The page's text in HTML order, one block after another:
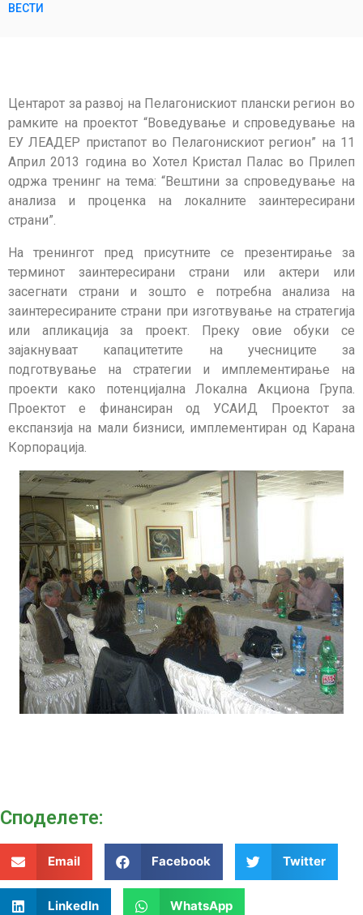
ВЕСТИ
Центарот за развој на Пелагонискиот плански регион во
рамките на проектот “Воведување и спроведување на
ЕУ ЛЕАДЕР пристапот во Пелагонискиот регион” на 11
Април 2013 година во Хотел Кристал Палас во Прилеп
одржа тренинг на тема: “Вештини за спроведување на
анализа и проценка на локалните заинтересирани
страни”.
На тренингот пред присутните се презентирање за
терминот заинтересирани страни или актери или
засегнати страни и зошто е потребна анализа на
заинтересираните страни при изготвување на стратегија
или апликација за проект. Преку овие обуки се
зајакнуваат капацитетите на учесниците за
подготвување на стратегии и имплементирање на
проекти како потенцијална Локална Акциона Група.
Проектот е финансиран од УСАИД Проектот за
експанзија на мали бизниси, имплементиран од Карана
Корпорација.
Споделeте:
Email Facebook Twitter
LinkedIn WhatsApp